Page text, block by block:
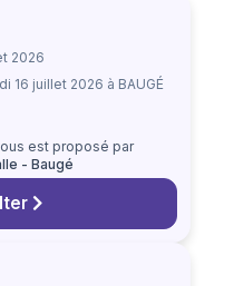
2026
16 juillet 2026 à BAUGÉ
est proposé par
- Baugé